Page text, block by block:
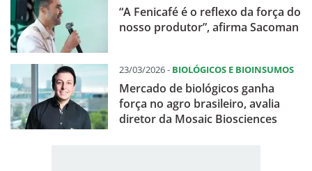
“A Fenicafé é o reflexo da força do
nosso produtor”, afirma Sacoman
23/03/2026 - BIOLÓGICOS E BIOINSUMOS
Mercado de biológicos ganha
força no agro brasileiro, avalia
diretor da Mosaic Biosciences